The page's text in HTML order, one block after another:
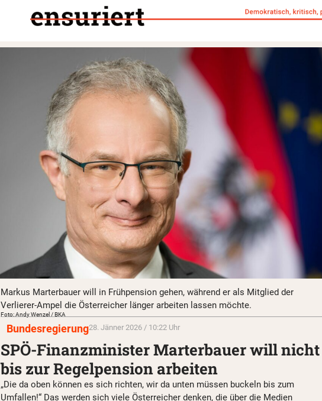
Markus Marterbauer will in Frühpension gehen, während er als Mitglied der
Verlierer-Ampel die Österreicher länger arbeiten lassen möchte.
Foto: Andy Wenzel / BKA
Bundesregierung28. Jänner 2026 / 10:22 Uhr
SPÖ-Finanzminister Marterbauer will nicht
bis zur Regelpension arbeiten
„Die da oben können es sich richten, wir da unten müssen buckeln bis zum
Umfallen!“ Das werden sich viele Österreicher denken, die über die Medien